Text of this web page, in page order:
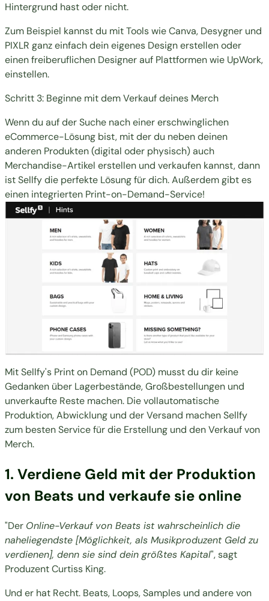
Hintergrund hast oder nicht.
Zum Beispiel kannst du mit Tools wieCanva, Desygner und
PIXLR ganz einfach dein eigenes Design erstellen oder
einen freiberuflichen Designer auf Plattformen wie UpWork,
einstellen.
Schritt 3: Beginne mit dem Verkauf deines Merch
Wenn du auf der Suche nach einer erschwinglichen
eCommerce-Lösung bist, mit der du neben deinen
anderen Produkten (digital oder physisch) auch
Merchandise-Artikel erstellen und verkaufen kannst, dann
ist Sellfy die perfekte Lösung für dich. Außerdem gibt es
einen integrierten Print-on-Demand-Service!
Mit Sellfy's Print on Demand (POD) musst du dir keine
Gedanken über Lagerbestände, Großbestellungen und
unverkaufte Reste machen. Die vollautomatische
Produktion, Abwicklung und der Versand machen Sellfy
zum besten Service für die Erstellung und den Verkauf von
Merch.
1. Verdiene Geld mit der Produktion
von Beats und verkaufe sie online
"Der Online-Verkauf von Beats ist wahrscheinlich die
naheliegendste [Möglichkeit, als Musikproduzent Geld zu
verdienen], denn sie sind dein größtes Kapital",sagt
Produzent Curtiss King.
Und er hat Recht. Beats, Loops, Samples und andere von